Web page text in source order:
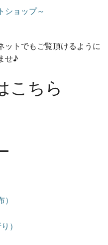
ショップ～
ットでもご覧頂けるように
せ♪
こちら
）